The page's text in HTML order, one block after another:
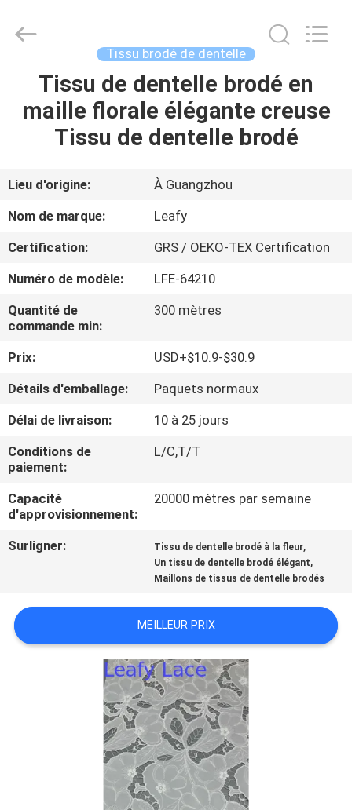
APERÇU
PRODUITS
A
PROPOS
DE
VISITE
CONTRÔLE
DE
LA
QUALITÉ
CONTACT
DEMANDE
DE
SOUMISSION
Textiles
Tissu brodé de dentelle
Tissu de dentelle brodé en
maille florale élégante creuse
Tissu de dentelle brodé
Lieu d'origine:
À Guangzhou
Nom de marque:
Leafy
Certification:
GRS / OEKO-TEX Certification
Numéro de modèle:
LFE-64210
Quantité de
commande min:
300 mètres
Prix:
USD+$10.9-$30.9
Détails d'emballage:
Paquets normaux
Délai de livraison:
10 à 25 jours
Conditions de
paiement:
L/C,T/T
Capacité
d'approvisionnement:
20000 mètres par semaine
Surligner: Tissu de dentelle brodé à la fleur,
Un tissu de dentelle brodé élégant,
Maillons de tissus de dentelle brodés
MEILLEUR PRIX